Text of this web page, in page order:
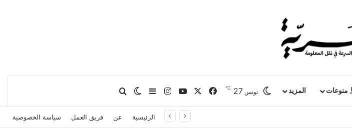
منوعات المزيد تونس 27
℃ فيسبوك يوتيوبانستقرامإضافة عمود جانبي
الوضع المظلم
بحث عن
الرئيسية عن فريق العمل سياسة الخصوصية